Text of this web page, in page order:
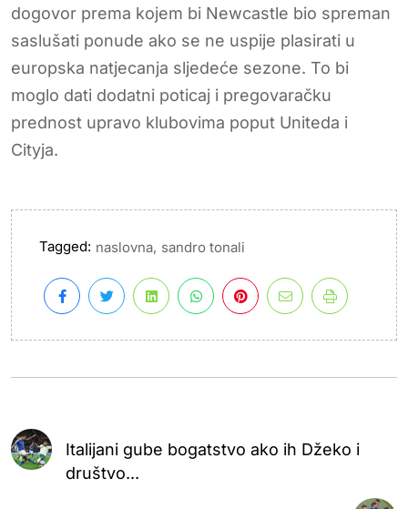
dogovor prema kojem bi Newcastle bio spreman
saslušati ponude ako se ne uspije plasirati u
europska natjecanja sljedeće sezone. To bi
moglo dati dodatni poticaj i pregovaračku
prednost upravo klubovima poput Uniteda i
Cityja.
Tagged: naslovna, sandro tonali
Italijani gube bogatstvo ako ih Džeko i
društvo...